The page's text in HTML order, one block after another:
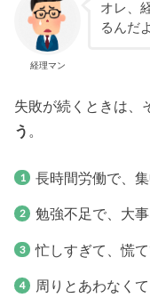
経理マン
オレ、
るんだ
失敗が続くときは、
う 。
長時間労働で、
勉強不足で、大
忙しすぎて、慌
周りとあわなく